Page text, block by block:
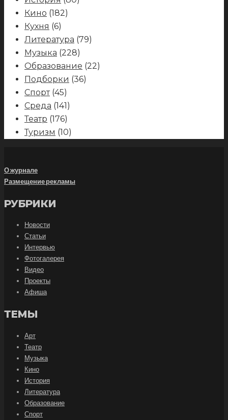
Кино (182)
Кухня (6)
Литература (79)
Музыка (228)
Образование (22)
Подборки (36)
Спорт(45)
Среда (141)
Театр (176)
Туризм (10)
О журнале
Размещение рекламы
РУБРИКИ
Новости
Статьи
Интервью
Фотогалерея
Видео
Проекты
Афиша
ТЕМЫ
Арт
Театр
Музыка
Кино
История
Литература
Образование
Спорт